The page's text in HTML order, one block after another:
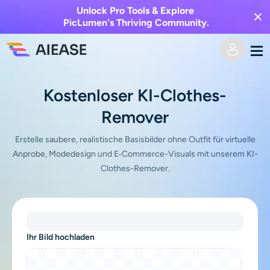
Unlock Pro Tools & Explore
PicLumen's Thriving Community.
Text zu Video
KI-Kuss-Generator
Videoeffekte
Text zu Bild
Foto-Editor & -Creator
Auszeichnung
Kostenloser KI-Clothes-
Remover
Erstelle saubere, realistische Basisbilder ohne Outfit für virtuelle
Anprobe, Modedesign und E‑Commerce-Visuals mit unserem KI-
Clothes-Remover.
Ihr Bild hochladen